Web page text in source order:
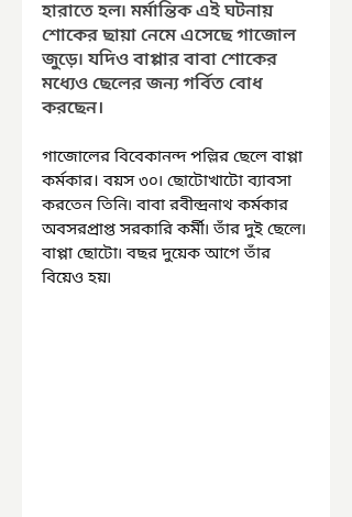
হারাতে হল৷ মর্মান্তিক এই ঘটনায়
শোকের ছায়া নেমে এসেছে গাজোল
জুড়ে৷ যদিও বাপ্পার বাবা শোকের
মধ্যেও ছেলের জন্য গর্বিত বোধ
করছেন।
গাজোলের বিবেকানন্দ পল্লির ছেলে বাপ্পা
কর্মকার। বয়স ৩০৷ ছোটোখাটো ব্যাবসা
করতেন তিনি৷ বাবা রবীন্দ্রনাথ কর্মকার
অবসরপ্রাপ্ত সরকারি কর্মী৷ তাঁর দুই ছেলে৷
বাপ্পা ছোটো৷ বছর দুয়েক আগে তাঁর
বিয়েও হয়৷